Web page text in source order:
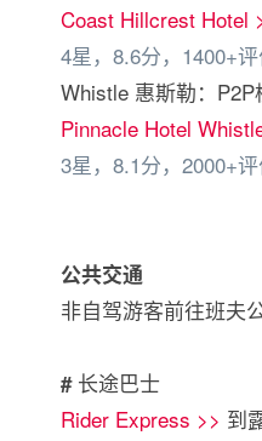
Coast Hillcrest Hotel
4星，8.6分，1400+
Whistle 惠斯勒：
Pinnacle Hotel
3星，8.1分，2000+
公共交通
非自驾游客前往班夫
#长途巴士
Rider Express >> 到